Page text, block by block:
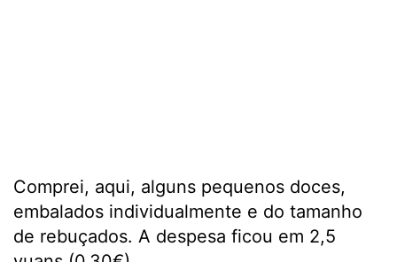
Comprei, aqui, alguns pequenos doces,
embalados individualmente e do tamanho
de rebuçados. A despesa ficou em 2,5